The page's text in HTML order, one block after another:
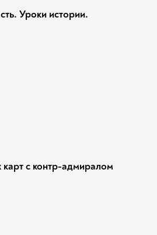
Уроки истории.
с контр-адмиралом